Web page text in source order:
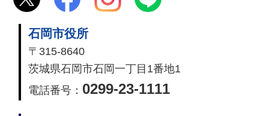
石岡市役所
〒315-8640
茨城県石岡市石岡一丁目1番地1
電話番号： 0299-23-1111